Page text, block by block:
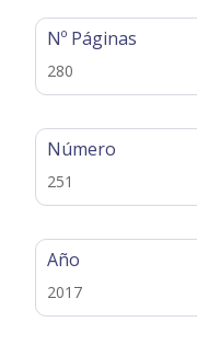
Nº Páginas
280
Número
251
Año
2017